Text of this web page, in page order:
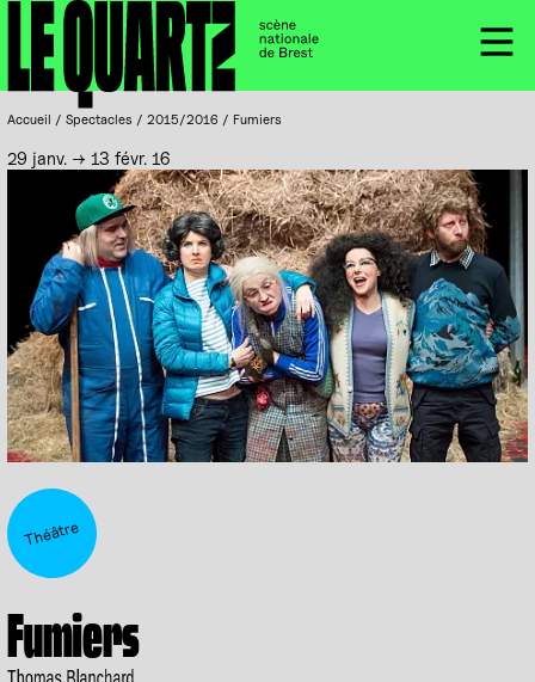
Panneau de gestion des cookies
Accueil
Menu
Accueil / Spectacles / 2015/2016 / Fumiers
29 janv. → 13 févr. 16
Théâtre
Fumiers